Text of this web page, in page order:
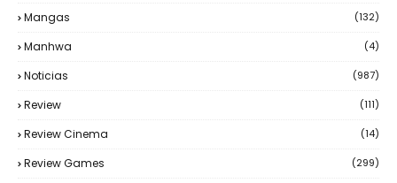
Mangas (132)
Manhwa (4)
Noticias (987)
Review (111)
Review Cinema (14)
Review Games (299)